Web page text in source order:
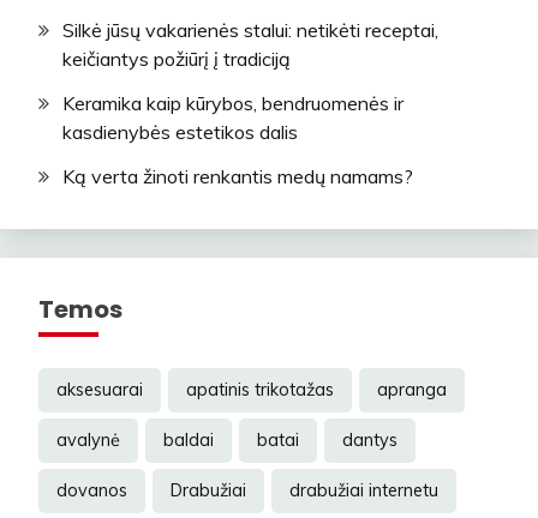
Silkė jūsų vakarienės stalui: netikėti receptai,
keičiantys požiūrį į tradiciją
Keramika kaip kūrybos, bendruomenės ir
kasdienybės estetikos dalis
Ką verta žinoti renkantis medų namams?
Temos
aksesuarai apatinis trikotažas apranga
avalynė baldai batai dantys
dovanos Drabužiai drabužiai internetu